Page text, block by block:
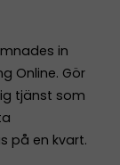
in
Online. Gör
tjänst som
på en kvart.